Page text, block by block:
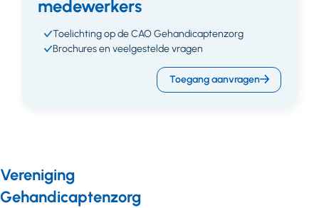
medewerkers
Toelichting op de CAO Gehandicaptenzorg
Brochures en veelgestelde vragen
Toegang aanvragen
Vereniging
Gehandicaptenzorg